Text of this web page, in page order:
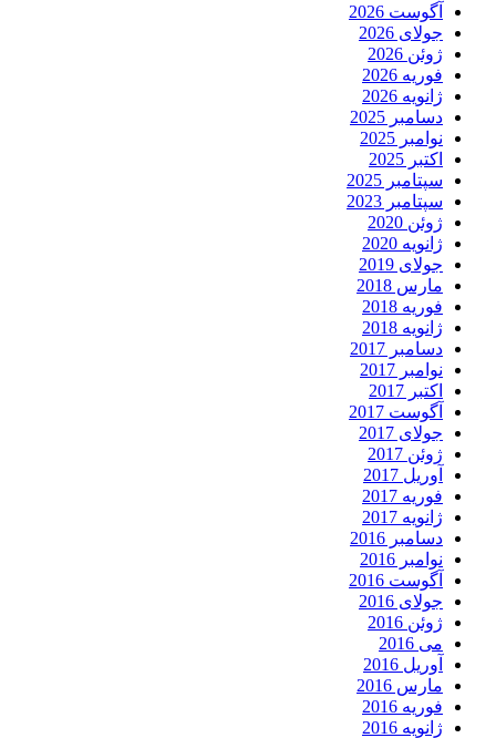
آگوست 2026
جولای 2026
ژوئن 2026
فوریه 2026
ژانویه 2026
دسامبر 2025
نوامبر 2025
اکتبر 2025
سپتامبر 2025
سپتامبر 2023
ژوئن 2020
ژانویه 2020
جولای 2019
مارس 2018
فوریه 2018
ژانویه 2018
دسامبر 2017
نوامبر 2017
اکتبر 2017
آگوست 2017
جولای 2017
ژوئن 2017
آوریل 2017
فوریه 2017
ژانویه 2017
دسامبر 2016
نوامبر 2016
آگوست 2016
جولای 2016
ژوئن 2016
می 2016
آوریل 2016
مارس 2016
فوریه 2016
ژانویه 2016